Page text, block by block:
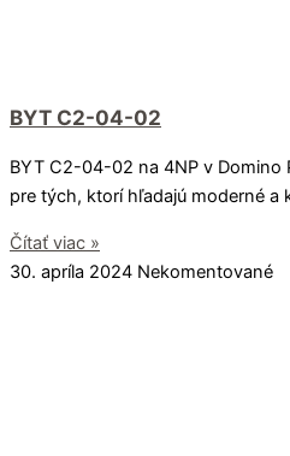
BYT C2-04-02
BYT C2-04-02 na 4NP v Domino
pre tých, ktorí hľadajú moderné
Čítať viac »
30. apríla 2024 Nekomentované